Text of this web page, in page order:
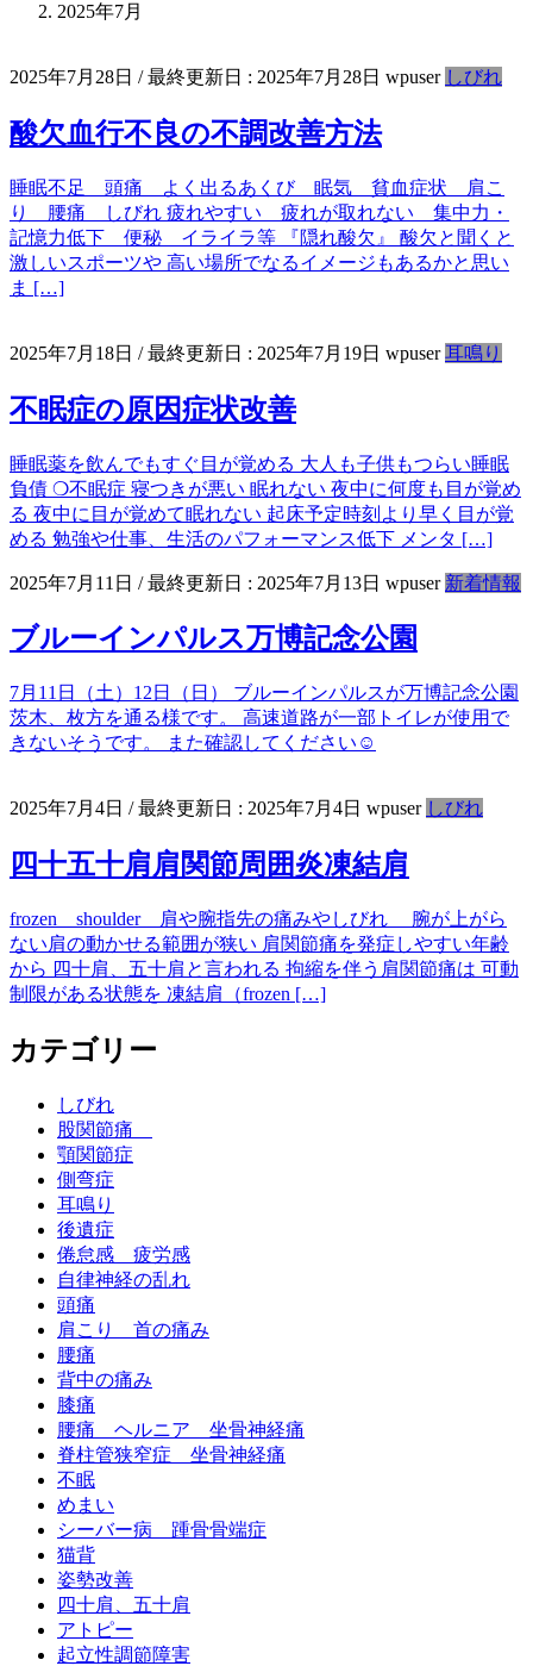
2025年7月
2025年7月28日 / 最終更新日 : 2025年7月28日 wpuser しびれ
酸欠血行不良の不調改善方法
睡眠不足 頭痛 よく出るあくび 眠気 貧血症状 肩こ
り 腰痛 しびれ 疲れやすい 疲れが取れない 集中力・
記憶力低下 便秘 イライラ等 『隠れ酸欠』 酸欠と聞くと
激しいスポーツや 高い場所でなるイメージもあるかと思い
ま […]
2025年7月18日 / 最終更新日 : 2025年7月19日 wpuser 耳鳴り
不眠症の原因症状改善
睡眠薬を飲んでもすぐ目が覚める 大人も子供もつらい睡眠
負債 ❍不眠症 寝つきが悪い 眠れない 夜中に何度も目が覚め
る 夜中に目が覚めて眠れない 起床予定時刻より早く目が覚
める 勉強や仕事、生活のパフォーマンス低下 メンタ […]
2025年7月11日 / 最終更新日 : 2025年7月13日 wpuser 新着情報
ブルーインパルス万博記念公園
7月11日（土）12日（日） ブルーインパルスが万博記念公園
茨木、枚方を通る様です。 高速道路が一部トイレが使用で
きないそうです。 また確認してください☺
2025年7月4日 / 最終更新日 : 2025年7月4日 wpuser しびれ
四十五十肩肩関節周囲炎凍結肩
frozen shoulder 肩や腕指先の痛みやしびれ 腕が上がら
ない肩の動かせる範囲が狭い 肩関節痛を発症しやすい年齢
から 四十肩、五十肩と言われる 拘縮を伴う肩関節痛は 可動
制限がある状態を 凍結肩（frozen […]
カテゴリー
しびれ
股関節痛
顎関節症
側弯症
耳鳴り
後遺症
倦怠感 疲労感
自律神経の乱れ
頭痛
肩こり 首の痛み
腰痛
背中の痛み
膝痛
腰痛 ヘルニア 坐骨神経痛
脊柱管狭窄症 坐骨神経痛
不眠
めまい
シーバー病 踵骨骨端症
猫背
姿勢改善
四十肩、五十肩
アトピー
起立性調節障害